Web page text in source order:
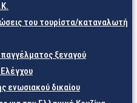
του τουρίστα/καταναλωτή
ξεναγού
ενωσιακού δικαίου